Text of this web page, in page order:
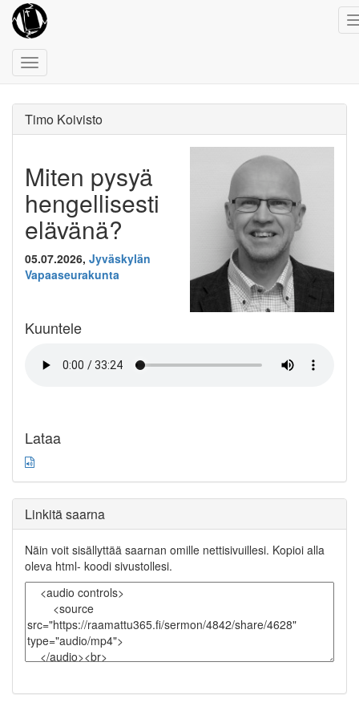
Toggle
navigation
Timo Koivisto
Miten pysyä
hengellisesti
elävänä?
05.07.2026, Jyväskylän
Vapaaseurakunta
Kuuntele
Lataa
Linkitä saarna
Näin voit sisällyttää saarnan omille nettisivuillesi. Kopioi alla
oleva html- koodi sivustollesi.